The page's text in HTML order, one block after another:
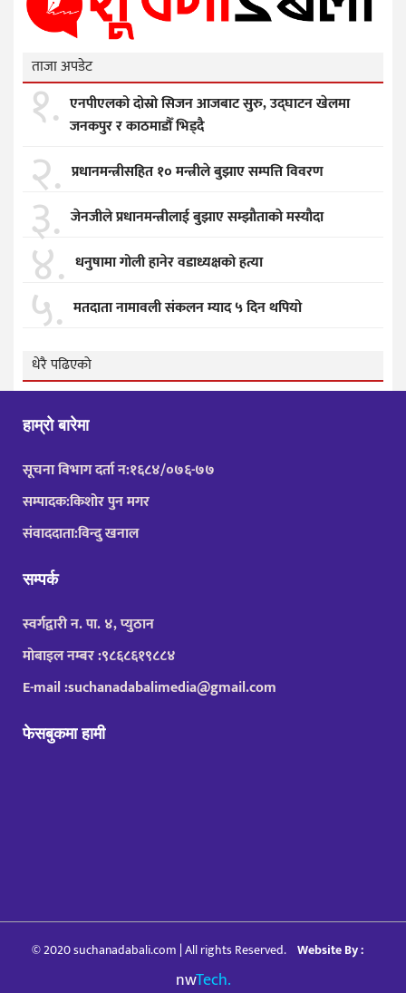
ताजा अपडेट
१. एनपीएलको दोस्रो सिजन आजबाट सुरु, उद्घाटन खेलमा
जनकपुर र काठमाडौँ भिड्दै
२. प्रधानमन्त्रीसहित १० मन्त्रीले बुझाए सम्पत्ति विवरण
३. जेनजीले प्रधानमन्त्रीलाई बुझाए सम्झाैताकाे मस्याैदा
४. धनुषामा गोली हानेर वडाध्यक्षको हत्या
५. मतदाता नामावली संकलन म्याद ५ दिन थपियो
धेरै पढिएको
हाम्रो बारेमा
सूचना विभाग दर्ता न:१६८४/०७६-७७
सम्पादक:किशोर पुन मगर
संवाददाता:विन्दु खनाल
सम्पर्क
स्वर्गद्वारी न. पा. ४, प्युठान
मोबाइल नम्बर :९८६८६१९८८४
E-mail :suchanadabalimedia@gmail.com
फेसबुकमा हामी
© 2020 suchanadabali.com | All rights Reserved. Website By :
nwTech.